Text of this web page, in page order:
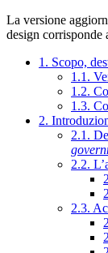
La versione
design corrisponde
1. Scopo,
1.1.
1.2.
1.3.
2.
2.1.
2.2.
2.3.